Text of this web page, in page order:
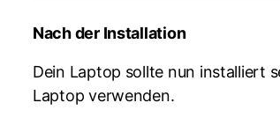
Nach der Installation
Dein Laptop sollte nun installiert
Laptop verwenden.